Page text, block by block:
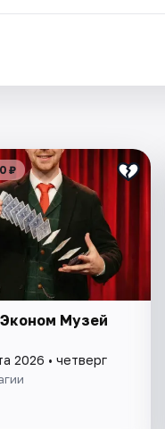
₽
Музей
2026 • четверг